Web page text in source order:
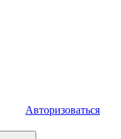
Авторизоваться